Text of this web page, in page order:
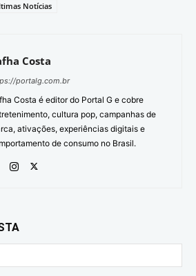
Notícias
Costa
portalg.com.br
Costa é editor do Portal G e cobre
cultura pop, campanhas de
ativações, experiências digitais e
de consumo no Brasil.